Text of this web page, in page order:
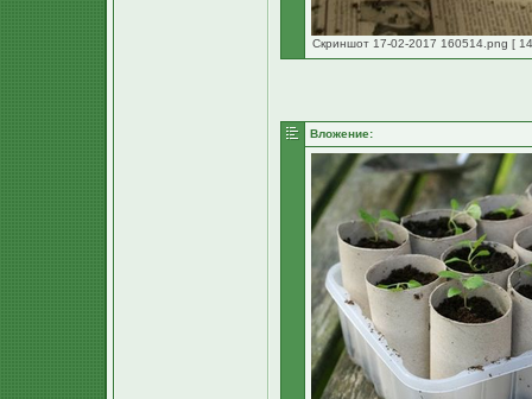
Скриншот 17-02-2017 160514.png [
Вложение: